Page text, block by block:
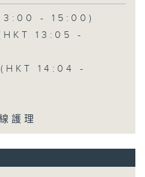
- 15:00)
13:05 -
14:04 -
護理